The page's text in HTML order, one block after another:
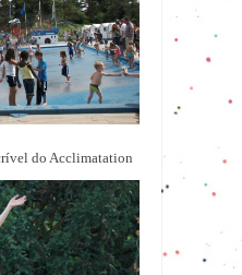
do Acclimatation